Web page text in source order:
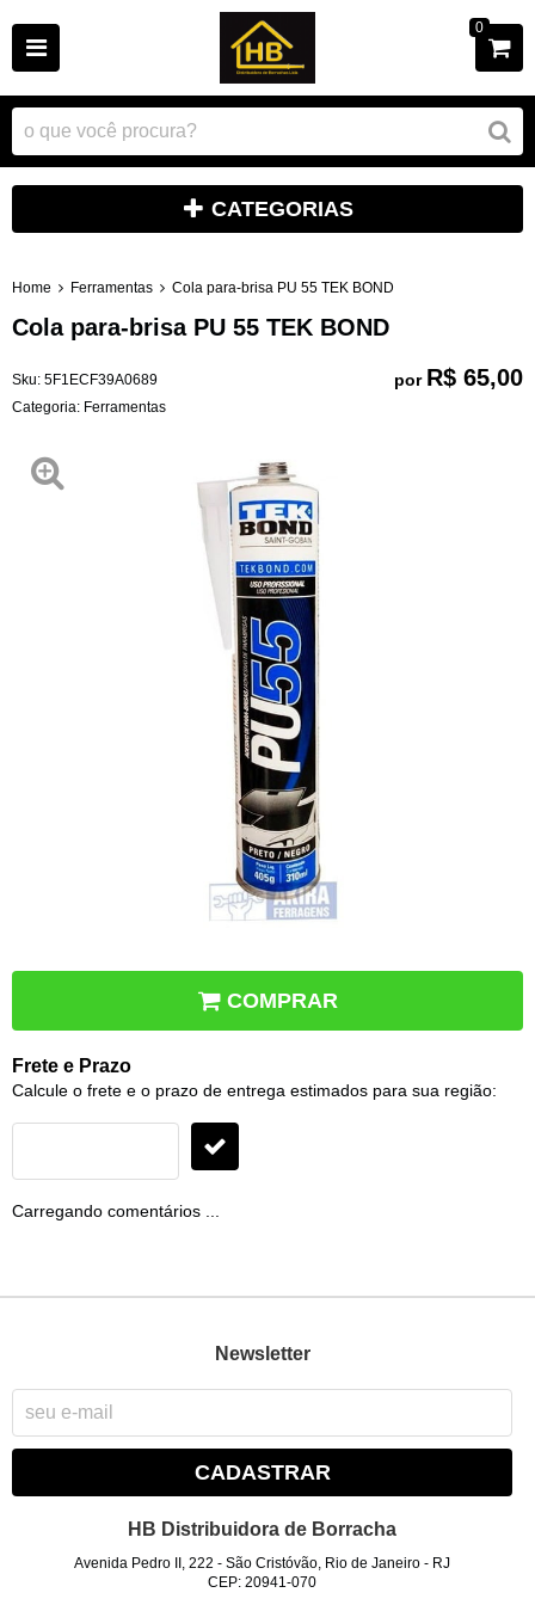
0
CATEGORIAS
Home Ferramentas Cola para-brisa PU 55 TEK BOND
Cola para-brisa PU 55 TEK BOND
Sku: 5F1ECF39A0689
Categoria: Ferramentas
por R$ 65,00
COMPRAR
Frete e Prazo
Calcule o frete e o prazo de entrega estimados para sua região:
Carregando comentários ...
Newsletter
CADASTRAR
HB Distribuidora de Borracha
Avenida Pedro II, 222 -São Cristóvão, Rio de Janeiro - RJ
CEP: 20941-070